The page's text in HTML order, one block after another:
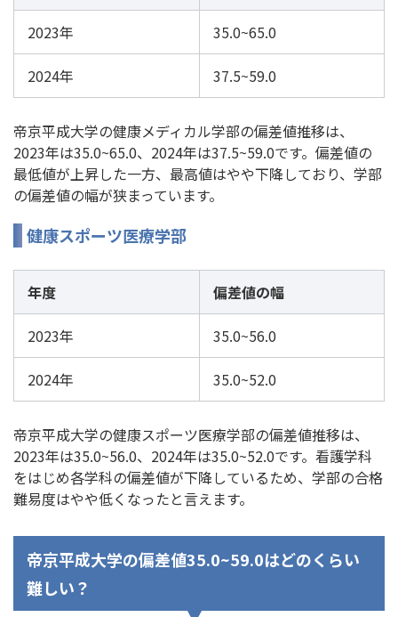
2023年 35.0~65.0
2024年 37.5~59.0
帝京平成大学の健康メディカル学部の偏差値推移は、
2023年は35.0~65.0、2024年は37.5~59.0です。偏差値の
最低値が上昇した一方、最高値はやや下降しており、学部
の偏差値の幅が狭まっています。
健康スポーツ医療学部
年度 偏差値の幅
2023年 35.0~56.0
2024年 35.0~52.0
帝京平成大学の健康スポーツ医療学部の偏差値推移は、
2023年は35.0~56.0、2024年は35.0~52.0です。看護学科
をはじめ各学科の偏差値が下降しているため、学部の合格
難易度はやや低くなったと言えます。
帝京平成大学の偏差値35.0~59.0はどのくらい
難しい？